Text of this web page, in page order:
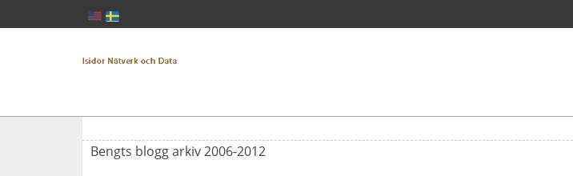
Bengts blogg arkiv 2006-2012